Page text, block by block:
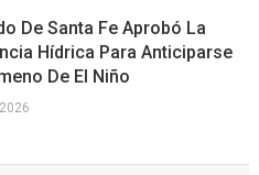
De Santa Fe Aprobó La
Hídrica Para Anticiparse
De El Niño